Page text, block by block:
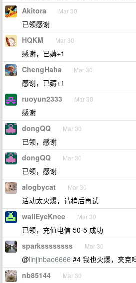
Akitora Mar 30
已领感谢
HQKM Mar 30
感谢，已薅+1
ChengHaha Mar 30
感谢，已薅+1
ruoyun2333 Mar 30
感谢
dongQQ Mar 30
已领，感谢
dongQQ Mar 30
已领，感谢
alogbycat Mar 30
活动太火爆，请稍后再试
wallEyeKnee Mar 30
已领，充值电信 50-5 成功
sparkssssssss Mar 30
@linjinbao6666 #4 我也火爆，夹克
nb85144 Mar 30